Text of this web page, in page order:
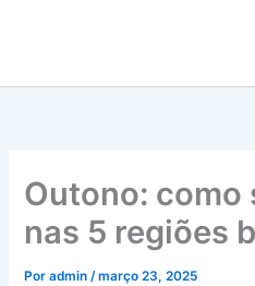
conteúdo
Outono: como
nas 5 regiões
Poradmin/março 23, 2025